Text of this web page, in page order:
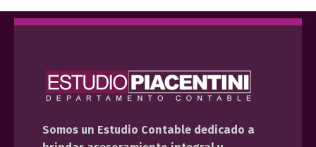
Somos un Estudio Contable dedicado a